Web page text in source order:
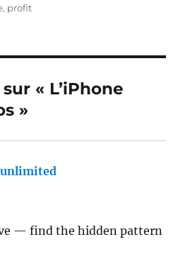
, profit
« L’iPhone
»
— find the hidden pattern